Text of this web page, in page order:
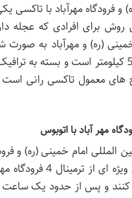
و فرودگاه مهرآباد با
برای افرادی که عجله
(ره) و مهرآباد به صورت
های معمول تاکسی رانی
مهر آباد با اتوبوس
المللی امام خمینی (ره) و
اما زمان برتر از
و پس از حدود یک ساعت